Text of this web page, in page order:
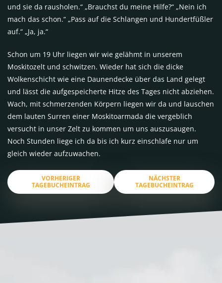
und sie da rausholen.“ „Brauchst du meine Hilfe?“ „Nein ich
mach das schon.“ „Pass auf die Schlangen und Hundertfüßler
auf.“ „Ja, ja.“
Schon um 19 Uhr liegen wir wie gelähmt in unserem
Moskitozelt und schwitzen. Wieder hat sich die dicke
Wolkenschicht wie eine Daunendecke über das Land gelegt
und lässt die aufgespeicherte Hitze des Tages nicht abziehen.
Wach, mit schmerzenden Körpern liegen wir da und lauschen
dem lauten Surren einer Moskitoarmada die vergeblich
versucht in unser Zelt zu kommen um uns auszusaugen.
Noch Stunden liege ich da bis ich kurz einschlafe nur um
gleich wieder aufzuwachen.
VORHERIGER
TAGEBUCHEINTRAG
NÄCHSTER
TAGEBUCHEINTRAG